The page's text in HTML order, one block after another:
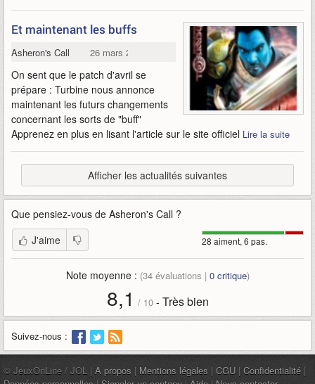
Et maintenant les buffs
Asheron's Call 26 mars 2004
On sent que le patch d'avril se
prépare : Turbine nous annonce
maintenant les futurs changements
concernant les sorts de "buff"
Apprenez en plus en lisant l'article sur le site officiel Lire la suite
Afficher les actualités suivantes
Que pensiez-vous de Asheron's Call ?
28 aiment, 6 pas.
J'aime
Note moyenne : (34évaluations | 0critique)
8,1 / 10- Très bien
Suivez-nous :
© JeuxOnLine / JOL | À propos | Mentions légales | CGU | Confidentialité |